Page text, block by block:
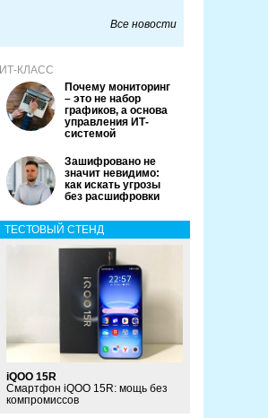
Все новости
ИТ-КЛАСС
Почему мониторинг
– это не набор
графиков, а основа
управления ИТ-
системой
Зашифровано не
значит невидимо:
как искать угрозы
без расшифровки
ТЕСТОВЫЙ СТЕНД
iQOO 15R
Смартфон iQOO 15R: мощь без
компромиссов